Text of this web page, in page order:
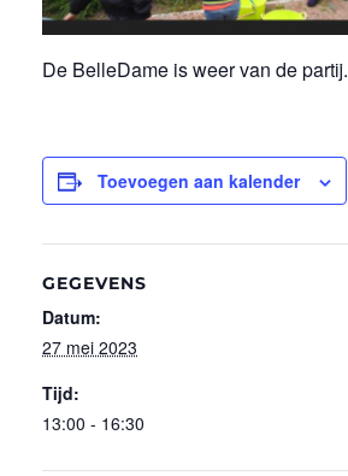
De BelleDame is weer van de partij.
Toevoegen aan kalender
GEGEVENS
Datum:
27 mei 2023
Tijd:
13:00 - 16:30